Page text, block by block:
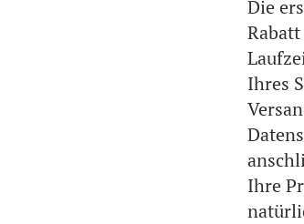
Die
Ihres
Ihre